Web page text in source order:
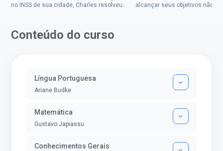
no INSS de sua cidade, Charles resolveu
alcançar seus objetivos não
Conteúdo do curso
Língua Portuguesa
Ariane Budke
Matemática
Gustavo Japiassu
Conhecimentos Gerais